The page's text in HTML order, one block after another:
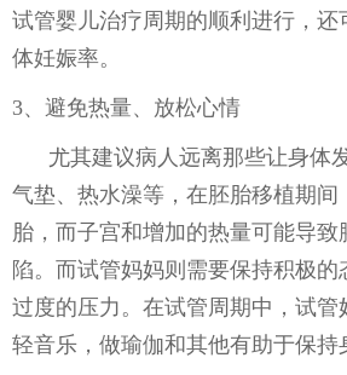
试管婴儿治疗周期的顺利进行，还
体妊娠率。
3、避免热量、放松心情
尤其建议病人远离那些让身体
气垫、热水澡等，在胚胎移植期间
胎，而子宫和增加的热量可能导致
陷。而试管妈妈则需要保持积极的
过度的压力。在试管周期中，试管
轻音乐，做瑜伽和其他有助于保持